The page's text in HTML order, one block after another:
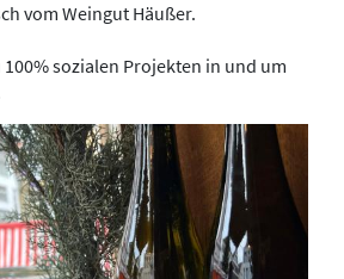
vom Weingut Häußer.
sozialen Projekten in und um